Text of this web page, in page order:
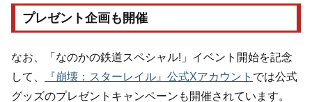
プレゼント企画も開催
なお、「なのかの鉄道スペシャル!」イベント開始を記念
して、
『崩壊：スターレイル』公式Xアカウント では公式
グッズのプレゼントキャンペーンも開催されています。